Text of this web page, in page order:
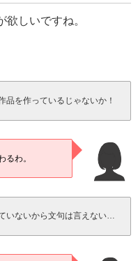
しいですね。
品を作っているじゃないか！
るわ。
いないから文句は言えない…